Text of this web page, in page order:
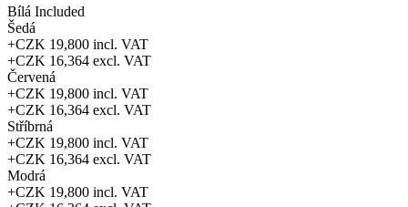
Bílá Included
Šedá
+CZK 19,800 incl. VAT
+CZK 16,364 excl. VAT
Červená
+CZK 19,800 incl. VAT
+CZK 16,364 excl. VAT
Stříbrná
+CZK 19,800 incl. VAT
+CZK 16,364 excl. VAT
Modrá
+CZK 19,800 incl. VAT